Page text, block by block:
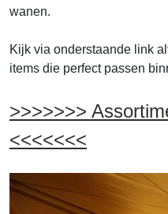
wanen.
Kijk via onderstaande link
items die perfect passen
>>>>>>>
<<<<<<<